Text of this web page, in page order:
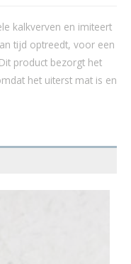
kalkverven en imiteert
tijd optreedt, voor een
product bezorgt het
het uiterst mat is en